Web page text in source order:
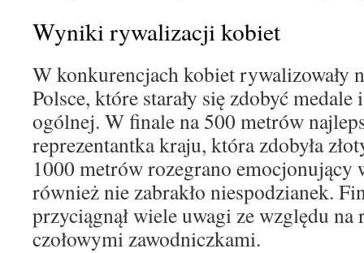
Wyniki rywalizacji kobiet
W konkurencjach kobiet rywalizowały
Polsce, które starały się zdobyć
ogólnej. W finale na 500 metrów
reprezentantka kraju, która zdobyła
1000 metrów rozegrano
również nie zabrakło niespodzianek.
przyciągnął wiele uwagi ze względu
czołowymi zawodniczkami.